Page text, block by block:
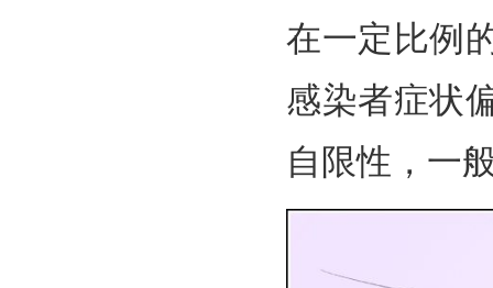
在一定比例
感染者症状
自限性，一